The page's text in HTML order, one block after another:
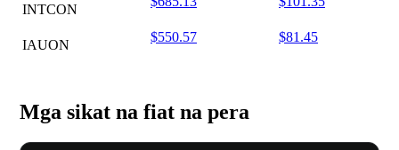
INTCON
IAUON
$550.57 $81.45
Mga sikat na fiat na pera